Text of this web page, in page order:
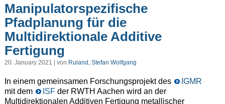
Manipulatorspezifische
Pfadplanung für die
Multidirektionale Additive
Fertigung
20. January 2021 | von Ruland, Stefan Wolfgang
In einem gemeinsamen Forschungsprojekt des
IGMR
mit dem
ISFder RWTH Aachen wird an der
Multidirektionalen Additiven Fertigung metallischer